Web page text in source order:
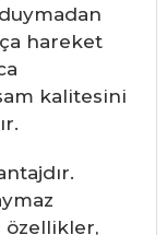
hareket
kalitesini
özellikler,